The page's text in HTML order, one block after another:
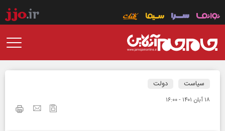
سیاست دولت
۱۸ آبان ۱۴۰۱ - ۱۶:۰۰